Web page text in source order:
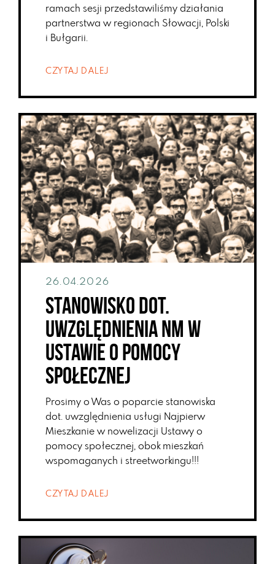
ramach sesji przedstawiliśmy działania
partnerstwa w regionach Słowacji, Polski
i Bułgarii.
CZYTAJ DALEJ
26.04.2026
Stanowisko dot.
uwzględnienia NM w
Ustawie o pomocy
społecznej
Prosimy o Was o poparcie stanowiska
dot. uwzględnienia usługi Najpierw
Mieszkanie w nowelizacji Ustawy o
pomocy społecznej, obok mieszkań
wspomaganych i streetworkingu!!!
CZYTAJ DALEJ